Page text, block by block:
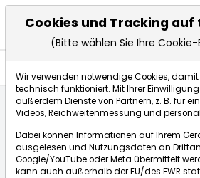
Nachrichten
Cookies und Tracking
(Bitte wählen Sie Ihre
Wir verwenden notwendige Cookies,
technisch funktioniert. Mit Ihrer
außerdem Dienste von Partnern, z. B. für
Videos, Reichweitenmessung und
Dabei können Informationen auf Ihrem
ausgelesen und Nutzungsdaten an
Google/YouTube oder Meta übermittelt
kann auch außerhalb der EU/des EWR